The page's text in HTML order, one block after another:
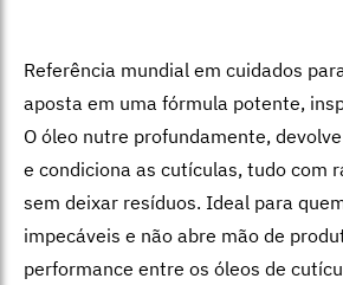
Referência mundial em cuidados
aposta em uma fórmula potente,
O óleo nutre profundamente,
e condiciona as cutículas, tudo com
sem deixar resíduos. Ideal para
impecáveis e não abre mão de
performance entre os óleos de